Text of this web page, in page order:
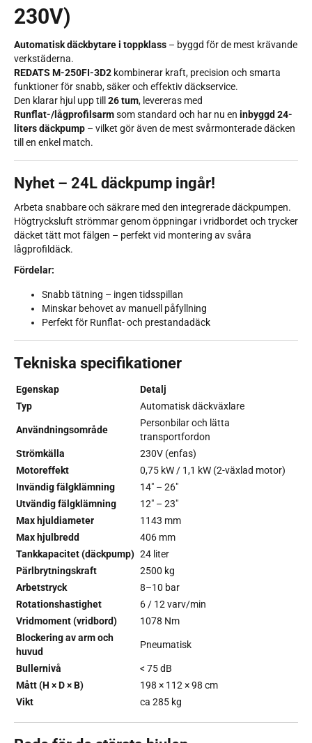
230V)
Automatisk däckbytare i toppklass – byggd för de mest krävande
verkstäderna.
REDATS M-250FI-3D2 kombinerar kraft, precision och smarta
funktioner för snabb, säker och effektiv däckservice.
Den klarar hjul upp till 26 tum, levereras med
Runflat-/lågprofilsarmsom standard och har nu en inbyggd 24-
liters däckpump – vilket gör även de mest svårmonterade däcken
till en enkel match.
Nyhet – 24L däckpump ingår!
Arbeta snabbare och säkrare med den integrerade däckpumpen.
Högtrycksluft strömmar genom öppningar i vridbordet och trycker
däcket tätt mot fälgen – perfekt vid montering av svåra
lågprofildäck.
Fördelar:
Snabb tätning – ingen tidsspillan
Minskar behovet av manuell påfyllning
Perfekt för Runflat- och prestandadäck
Tekniska specifikationer
Egenskap
Detalj
Typ
Automatisk däckväxlare
Användningsområde
Personbilar och lätta
transportfordon
Strömkälla
230V (enfas)
Motoreffekt
0,75 kW / 1,1 kW (2-växlad motor)
Invändig fälgklämning
14" – 26"
Utvändig fälgklämning
12" – 23"
Max hjuldiameter
1143 mm
Max hjulbredd
406 mm
Tankkapacitet (däckpump) 24 liter
Pärlbrytningskraft
2500 kg
Arbetstryck
8–10 bar
Rotationshastighet
6 / 12 varv/min
Vridmoment (vridbord)
1078 Nm
Blockering av arm och
huvud
Pneumatisk
Bullernivå
< 75 dB
Mått (H × D × B)
198 × 112 × 98 cm
Vikt
ca 285 kg